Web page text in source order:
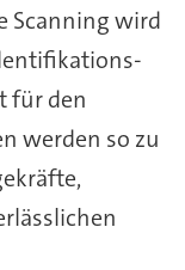
Scanning wird
für den
werden so zu